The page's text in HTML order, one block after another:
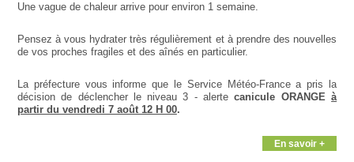
Une vague de chaleur arrive pour environ 1 semaine.
Pensez à vous hydrater très régulièrement et à prendre des nouvelles
de vos proches fragiles et des aînés en particulier.
La préfecture vous informe que le Service Météo-France a pris la
décision de déclencher le niveau 3 - alertecanicule ORANGEà
partir du vendredi 7 août 12 H 00.
En savoir +